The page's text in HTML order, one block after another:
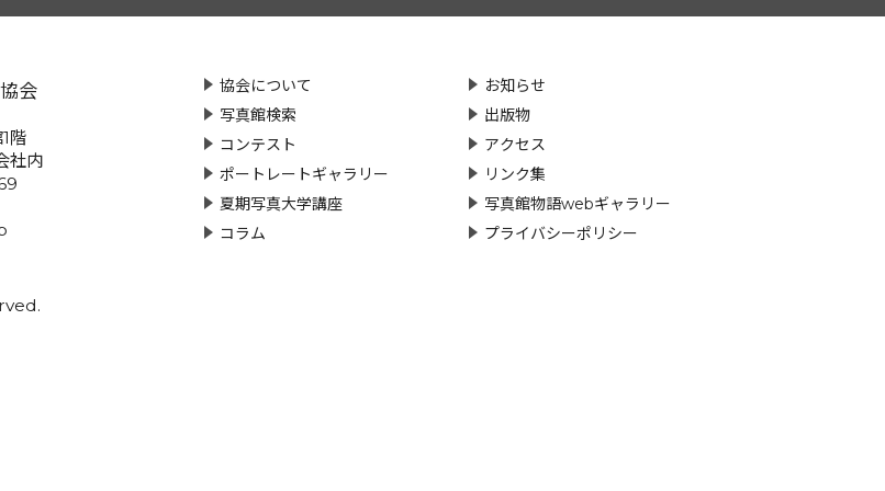
協会について
写真館検索
コンテスト
ポートレートギャラリー
夏期写真大学講座
コラム
お知らせ
出版物
アクセス
リンク集
写真館物語webギャラリー
プライバシーポリシー
会
階
社内